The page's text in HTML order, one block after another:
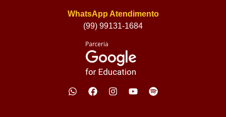
WhatsApp Atendimento
(99) 99131-1684